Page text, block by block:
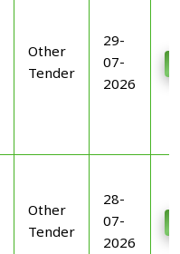
Other
Tender
29-
07-
2026
Other
Tender
28-
07-
2026